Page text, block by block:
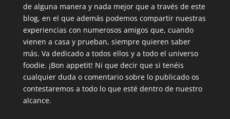
de alguna manera y nada mejor que a través de este
blog, en el que además podemos compartir nuestras
experiencias con numerosos amigos que, cuando
vienen a casa y prueban, siempre quieren saber
más. Va dedicado a todos ellos y a todo el universo
foodie. ¡Bon appetit! Ni que decir que si tenéis
cualquier duda o comentario sobre lo publicado os
contestaremos a todo lo que esté dentro de nuestro
alcance.